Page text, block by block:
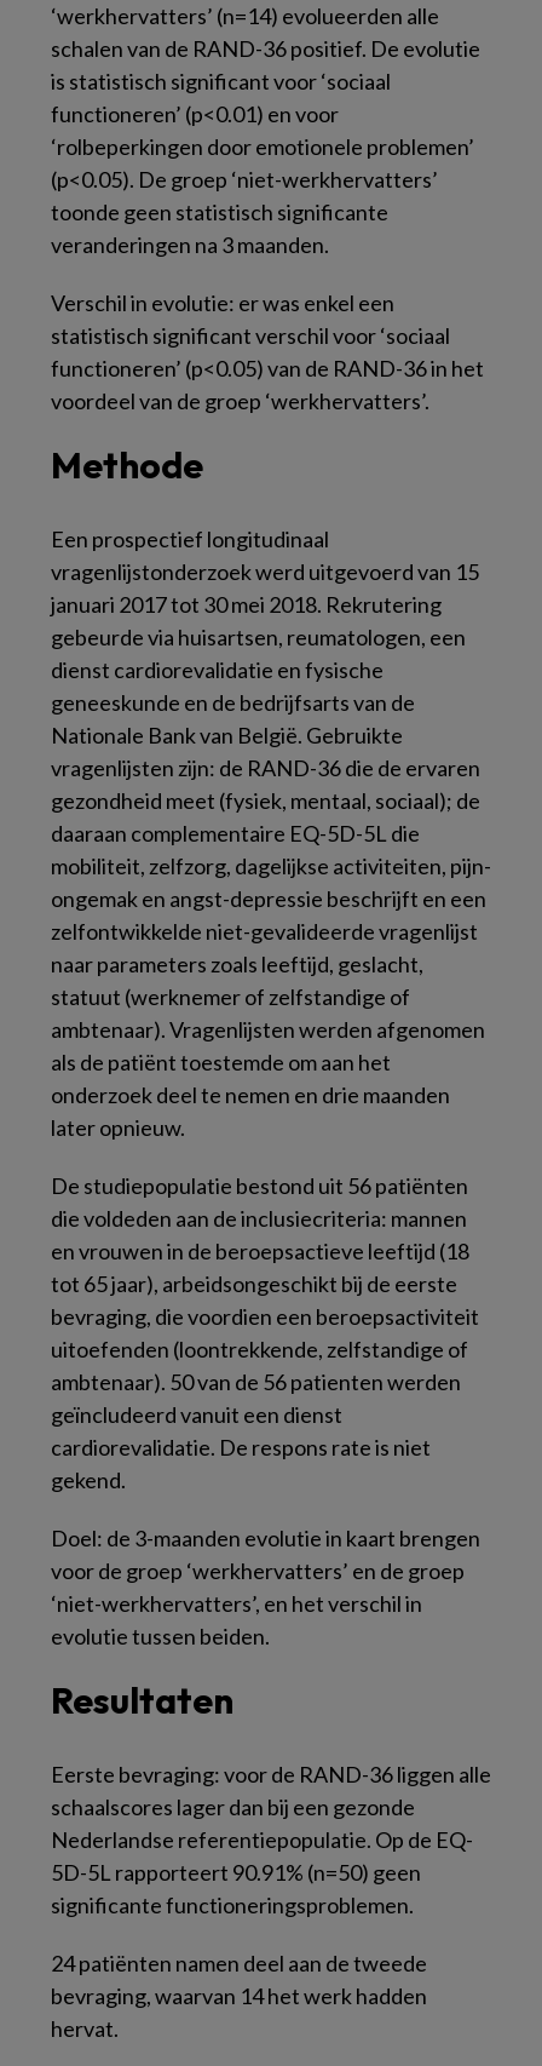
‘werkhervatters’ (n=14) evolueerden alle
schalen van de RAND-36 positief. De evolutie
is statistisch significant voor ‘sociaal
functioneren’ (p<0.01) en voor
‘rolbeperkingen door emotionele problemen’
(p<0.05). De groep ‘niet-werkhervatters’
toonde geen statistisch significante
veranderingen na 3 maanden.
Verschil in evolutie: er was enkel een
statistisch significant verschil voor ‘sociaal
functioneren’ (p<0.05) van de RAND-36 in het
voordeel van de groep ‘werkhervatters’.
Methode
Een prospectief longitudinaal
vragenlijstonderzoek werd uitgevoerd van 15
januari 2017 tot 30 mei 2018. Rekrutering
gebeurde via huisartsen, reumatologen, een
dienst cardiorevalidatie en fysische
geneeskunde en de bedrijfsarts van de
Nationale Bank van België. Gebruikte
vragenlijsten zijn: de RAND-36 die de ervaren
gezondheid meet (fysiek, mentaal, sociaal); de
daaraan complementaire EQ-5D-5L die
mobiliteit, zelfzorg, dagelijkse activiteiten, pijn-
ongemak en angst-depressie beschrijft en een
zelfontwikkelde niet-gevalideerde vragenlijst
naar parameters zoals leeftijd, geslacht,
statuut (werknemer of zelfstandige of
ambtenaar). Vragenlijsten werden afgenomen
als de patiënt toestemde om aan het
onderzoek deel te nemen en drie maanden
later opnieuw.
De studiepopulatie bestond uit 56 patiënten
die voldeden aan de inclusiecriteria: mannen
en vrouwen in de beroepsactieve leeftijd (18
tot 65 jaar), arbeidsongeschikt bij de eerste
bevraging, die voordien een beroepsactiviteit
uitoefenden (loontrekkende, zelfstandige of
ambtenaar). 50 van de 56 patienten werden
geïncludeerd vanuit een dienst
cardiorevalidatie. De respons rateis niet
gekend.
Doel: de 3-maanden evolutie in kaart brengen
voor de groep ‘werkhervatters’ en de groep
‘niet-werkhervatters’, en het verschil in
evolutie tussen beiden.
Resultaten
Eerste bevraging: voor de RAND-36 liggen alle
schaalscores lager dan bij een gezonde
Nederlandse referentiepopulatie. Op de EQ-
5D-5L rapporteert 90.91% (n=50) geen
significante functioneringsproblemen.
24 patiënten namen deel aan de tweede
bevraging, waarvan 14 het werk hadden
hervat.